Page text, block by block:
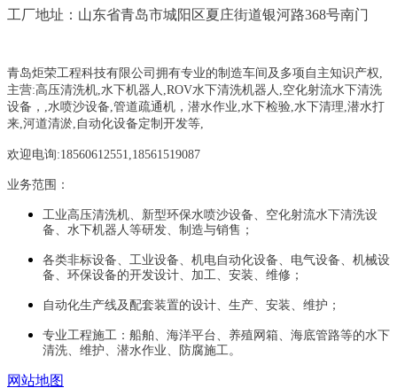
工厂地址：山东省青岛市城阳区夏庄街道银河路368号南门
青岛炬荣工程科技有限公司拥有专业的制造车间及多项自主知识产权,
主营:高压清洗机,水下机器人,ROV水下清洗机器人,空化射流水下清洗
设备，
水喷沙设备 ,管道疏通机 ， 潜水作业,水下检验,水下清理,潜水打
来,河道清淤,自动化设备定制开发等,
欢迎电询:18560612551,18561519087
业务范围：
工业高压清洗机、新型环保水喷沙设备、空化射流水下清洗设
备、水下机器人等研发、制造与销售；
各类非标设备、工业设备、机电自动化设备、电气设备、机械设
备、环保设备的开发设计、加工、安装、维修；
自动化生产线及配套装置的设计、生产、安装、维护；
专业工程施工：船舶、海洋平台、养殖网箱、海底管路等的水下
清洗、维护、潜水作业、防腐施工。
网站地图